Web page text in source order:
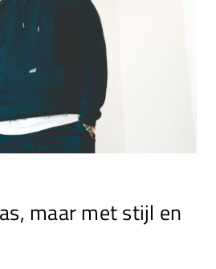
maar met stijl en